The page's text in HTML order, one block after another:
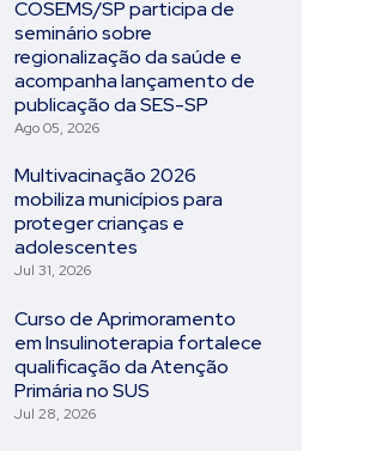
COSEMS/SP participa de
seminário sobre
regionalização da saúde e
acompanha lançamento de
publicação da SES-SP
Ago 05, 2026
Multivacinação 2026
mobiliza municípios para
proteger crianças e
adolescentes
Jul 31, 2026
Curso de Aprimoramento
em Insulinoterapia fortalece
qualificação da Atenção
Primária no SUS
Jul 28, 2026